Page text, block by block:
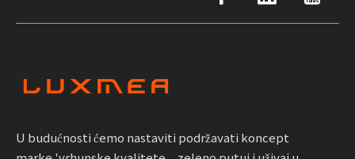
U budućnosti ćemo nastaviti podržavati koncept